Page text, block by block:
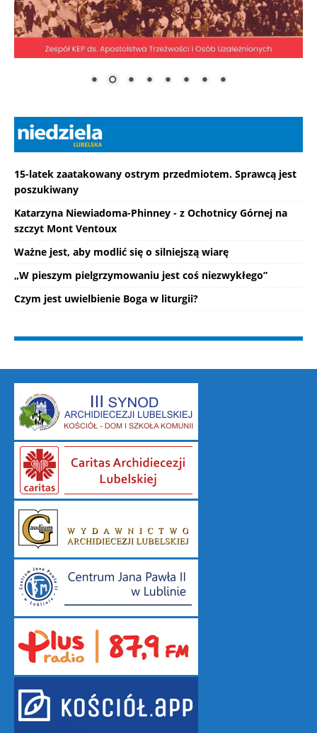
15-latek zaatakowany ostrym przedmiotem. Sprawcą jest
poszukiwany
Katarzyna Niewiadoma-Phinney - z Ochotnicy Górnej na
szczyt Mont Ventoux
Ważne jest, aby modlić się o silniejszą wiarę
„W pieszym pielgrzymowaniu jest coś niezwykłego”
Czym jest uwielbienie Boga w liturgii?